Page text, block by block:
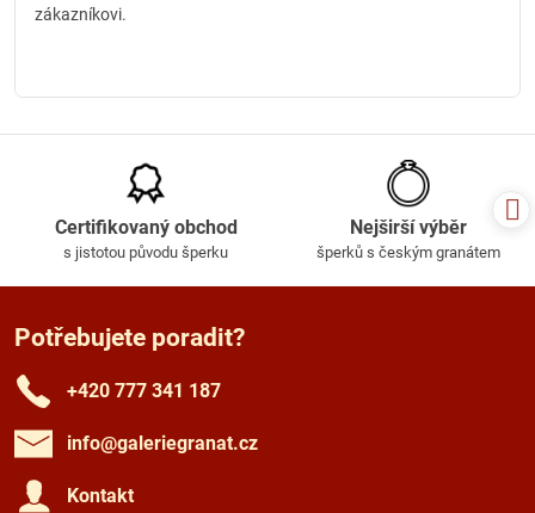
zákazníkovi.
Certifikovaný obchod
s jistotou původu šperku
Nejširší výběr
šperků s českým granátem
Potřebujete poradit?
+420 777 341 187
info​@galeriegranat​.cz
Kontakt